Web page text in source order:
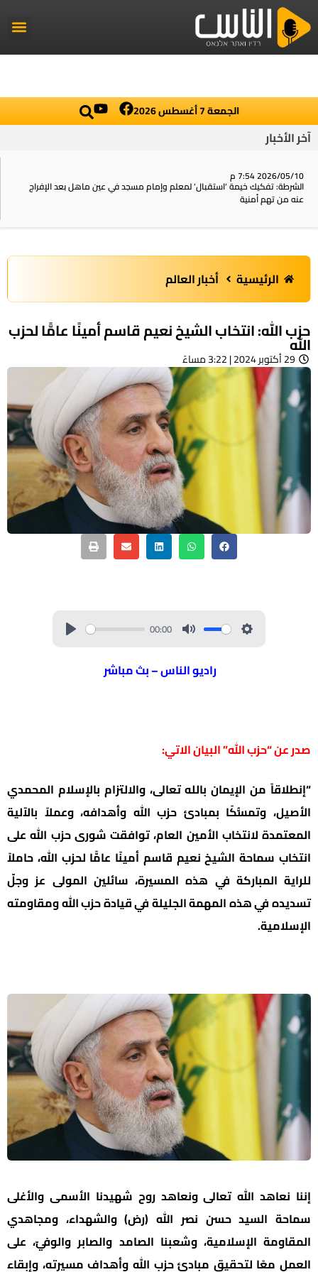
الجمعة 7 أغسطس 2026
آخر الأخبار
2026/05/10 7:54 م
الشرطة: تفكيك خيمة ‘استقبال‘ لمعلم وإمام مسجد في عين ماهل بعد الإفراج
عنه من تهم أمنية
الرئيسية أخبار العالم
حزب الله: انتخاب الشيخ نعيم قاسم أمينًا عامًّا لحزب
الله
29 أكتوبر 2024 | 3:22 مساءً
00:00
راديو الناس – بث مباشر
صدر عن “حزب الله” البيان الاتي:
“إنطلاقاً من الإيمان بالله تعالى، والالتزام بالإسلام المحمدي
الأصيل، وتمسُّكًا بمبادئ حزب الله وأهدافه، وعملاً بالآلية
المعتمدة لانتخاب الأمين العام، توافقت شورى حزب الله على
انتخاب سماحة الشيخ نعيم قاسم أمينًا عامًّا لحزب الله، حاملاً
للراية المباركة في هذه المسيرة، سائلين المولى عز وجلّ
تسديده في هذه المهمة الجليلة في قيادة حزب الله ومقاومته
الإسلامية.
إننا نعاهد الله تعالى ونعاهد روح شهيدنا الأسمى والأغلى
سماحة السيد حسن نصر الله (رض) والشهداء، ومجاهدي
المقاومة الإسلامية، وشعبنا الصامد والصابر والوفيّ، على
العمل معًا لتحقيق مبادئ حزب الله وأهداف مسيرته، وإبقاء